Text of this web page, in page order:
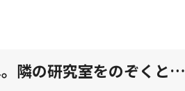
隣の研究室をのぞくと…